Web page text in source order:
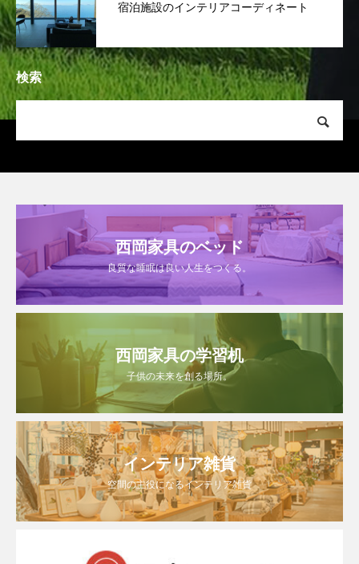
宿泊施設のインテリアコーディネート
検索
西岡家具のベッド
良質な睡眠は良い人生をつくる。
西岡家具の学習机
子供の未来を創る場所。
インテリア雑貨
空間の主役になるインテリア雑貨